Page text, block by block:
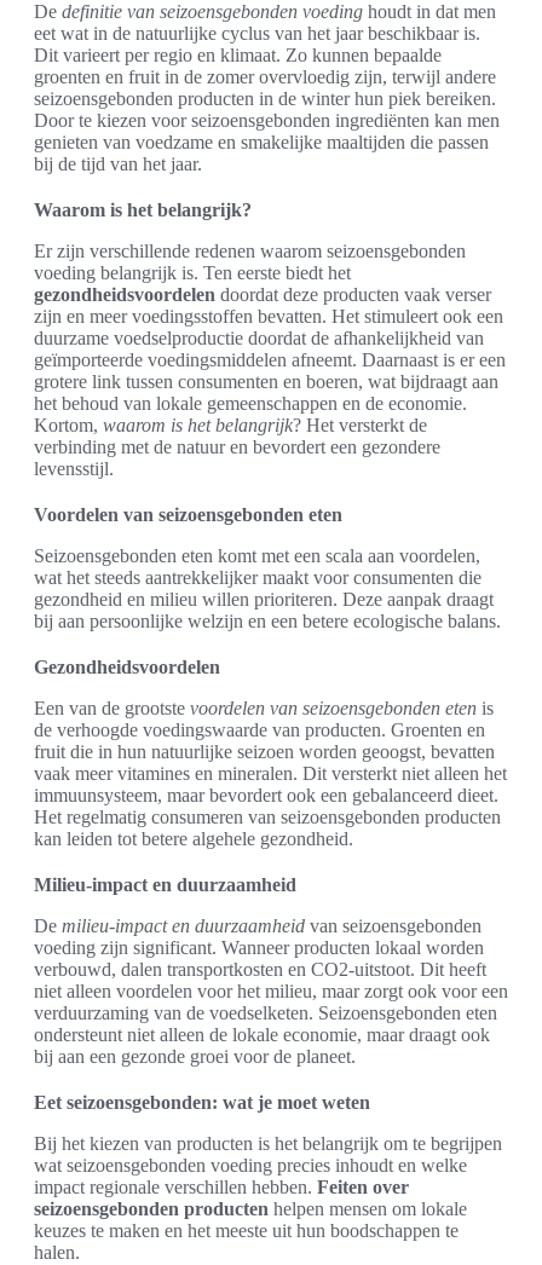
De definitie van seizoensgebonden voeding houdt in dat men
eet wat in de natuurlijke cyclus van het jaar beschikbaar is.
Dit varieert per regio en klimaat. Zo kunnen bepaalde
groenten en fruit in de zomer overvloedig zijn, terwijl andere
seizoensgebonden producten in de winter hun piek bereiken.
Door te kiezen voor seizoensgebonden ingrediënten kan men
genieten van voedzame en smakelijke maaltijden die passen
bij de tijd van het jaar.
Waarom is het belangrijk?
Er zijn verschillende redenen waarom seizoensgebonden
voeding belangrijk is. Ten eerste biedt het
gezondheidsvoordelen doordat deze producten vaak verser
zijn en meer voedingsstoffen bevatten. Het stimuleert ook een
duurzame voedselproductie doordat de afhankelijkheid van
geïmporteerde voedingsmiddelen afneemt. Daarnaast is er een
grotere link tussen consumenten en boeren, wat bijdraagt aan
het behoud van lokale gemeenschappen en de economie.
Kortom, waarom is het belangrijk? Het versterkt de
verbinding met de natuur en bevordert een gezondere
levensstijl.
Voordelen van seizoensgebonden eten
Seizoensgebonden eten komt met een scala aan voordelen,
wat het steeds aantrekkelijker maakt voor consumenten die
gezondheid en milieu willen prioriteren. Deze aanpak draagt
bij aan persoonlijke welzijn en een betere ecologische balans.
Gezondheidsvoordelen
Een van de grootste voordelen van seizoensgebonden eten is
de verhoogde voedingswaarde van producten. Groenten en
fruit die in hun natuurlijke seizoen worden geoogst, bevatten
vaak meer vitamines en mineralen. Dit versterkt niet alleen het
immuunsysteem, maar bevordert ook een gebalanceerd dieet.
Het regelmatig consumeren van seizoensgebonden producten
kan leiden tot betere algehele gezondheid.
Milieu-impact en duurzaamheid
De milieu-impact en duurzaamheid van seizoensgebonden
voeding zijn significant. Wanneer producten lokaal worden
verbouwd, dalen transportkosten en CO2-uitstoot. Dit heeft
niet alleen voordelen voor het milieu, maar zorgt ook voor een
verduurzaming van de voedselketen. Seizoensgebonden eten
ondersteunt niet alleen de lokale economie, maar draagt ook
bij aan een gezonde groei voor de planeet.
Eet seizoensgebonden: wat je moet weten
Bij het kiezen van producten is het belangrijk om te begrijpen
wat seizoensgebonden voeding precies inhoudt en welke
impact regionale verschillen hebben. Feiten over
seizoensgebonden producten helpen mensen om lokale
keuzes te maken en het meeste uit hun boodschappen te
halen.